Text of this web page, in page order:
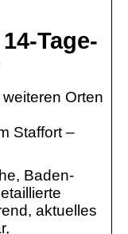
Tage-
Orten
Staffort –
Baden-
aktuelles